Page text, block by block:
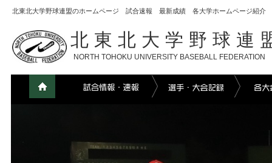
北東北大学野球連盟のホームページ 試合速報 最新成績 各大学ホームページ紹介
北東北大学野球連
NORTH TOHOKU UNIVERSITY BASEBALL FEDERATION